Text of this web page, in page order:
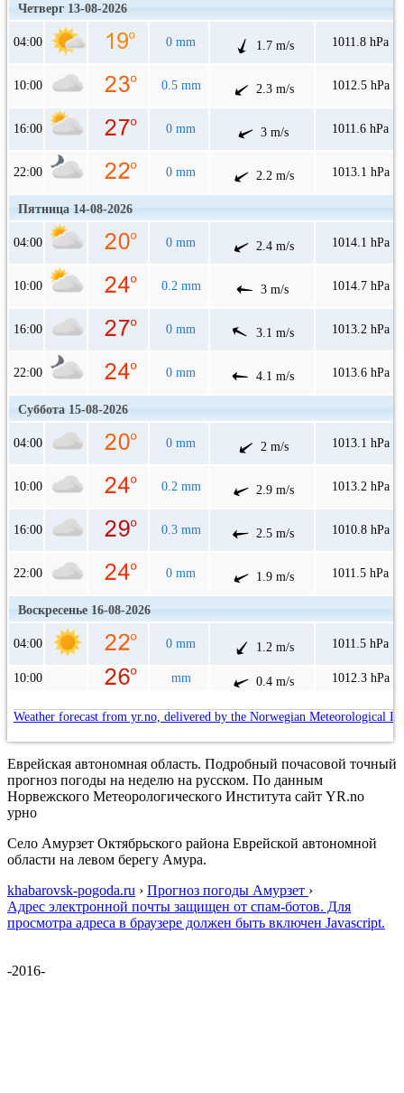
Четверг 13-08-2026
04:00 0 mm 1.7 m/s 1011.8 hPa
10:00 0.5 mm 2.3 m/s 1012.5 hPa
16:00 0 mm 3 m/s 1011.6 hPa
22:00 0 mm 2.2 m/s 1013.1 hPa
Пятница 14-08-2026
04:00 0 mm 2.4 m/s 1014.1 hPa
10:00 0.2 mm 3 m/s 1014.7 hPa
16:00 0 mm 3.1 m/s 1013.2 hPa
22:00 0 mm 4.1 m/s 1013.6 hPa
Суббота 15-08-2026
04:00 0 mm 2 m/s 1013.1 hPa
10:00 0.2 mm 2.9 m/s 1013.2 hPa
16:00 0.3 mm 2.5 m/s 1010.8 hPa
22:00 0 mm 1.9 m/s 1011.5 hPa
Воскресенье 16-08-2026
04:00 0 mm 1.2 m/s 1011.5 hPa
10:00 mm 0.4 m/s 1012.3 hPa
Weather forecast from yr.no, delivered by the Norwegian Meteorological
Еврейская автономная область. Подробный почасовой точный
прогноз погоды на неделю на русском. По данным
Норвежского Метеорологического Института сайт YR.no
урно
Село Амурзет Октябрьского района Еврейской автономной
области на левом берегу Амура.
khabarovsk-pogoda.ru › Прогноз погоды Амурзет ›
Адрес электронной почты защищен от спам-ботов. Для
просмотра адреса в браузере должен быть включен Javascript.
-2016-